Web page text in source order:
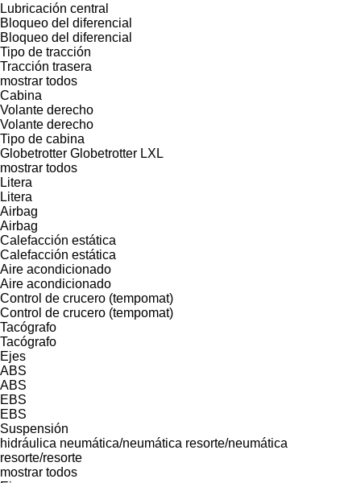
Lubricación central
Bloqueo del diferencial
Bloqueo del diferencial
Tipo de tracción
Tracción trasera
mostrar todos
Cabina
Volante derecho
Volante derecho
Tipo de cabina
Globetrotter Globetrotter LXL
mostrar todos
Litera
Litera
Airbag
Airbag
Calefacción estática
Calefacción estática
Aire acondicionado
Aire acondicionado
Control de crucero (tempomat)
Control de crucero (tempomat)
Tacógrafo
Tacógrafo
Ejes
ABS
ABS
EBS
EBS
Suspensión
hidráulica neumática/neumática resorte/neumática
resorte/resorte
mostrar todos